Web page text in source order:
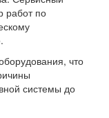
работ по
что
системы до